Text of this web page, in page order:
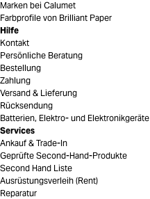
Marken bei Calumet
Farbprofile von Brilliant Paper
Hilfe
Kontakt
Persönliche Beratung
Bestellung
Zahlung
Versand & Lieferung
Rücksendung
Batterien, Elektro- und Elektronikgeräte
Services
Ankauf & Trade-In
Geprüfte Second-Hand-Produkte
Second Hand Liste
Ausrüstungsverleih (Rent)
Reparatur